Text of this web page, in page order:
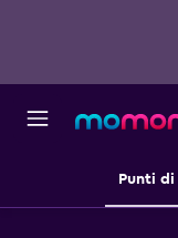
Punti